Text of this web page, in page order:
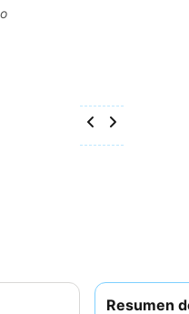
Resumen